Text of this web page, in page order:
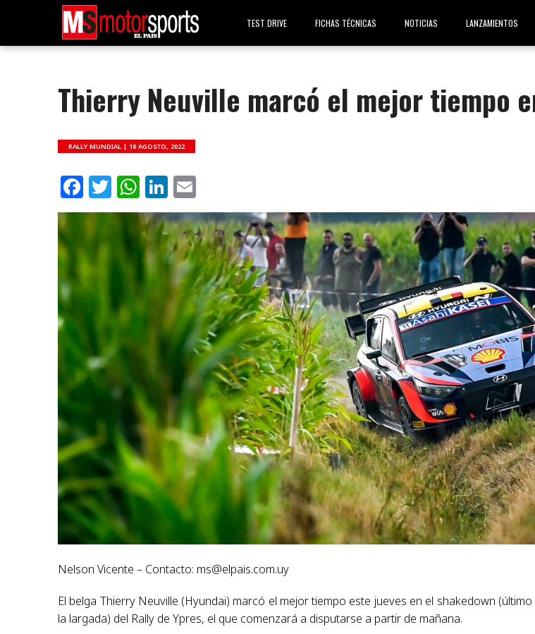
TEST DRIVE FICHAS TÉCNICAS NOTICIAS LANZAMIENTOS
Thierry Neuville marcó el mejor tiempo
RALLY MUNDIAL | 18 AGOSTO, 2022
Facebook
Twitter
WhatsApp
LinkedIn
Nelson Vicente – Contacto: ms@elpais.com.uy
El belga Thierry Neuville (Hyundai) marcó el mejor tiempo este jueves en el shakedown
la largada) del Rally de Ypres, el que comenzará a disputarse a partir de mañana.